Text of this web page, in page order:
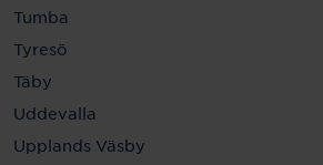
Tumba
Tyresö
Täby
Uddevalla
Upplands Väsby